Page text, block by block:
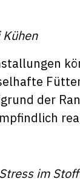
der
im